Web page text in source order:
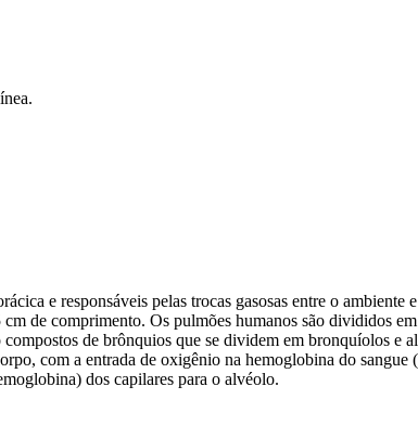
e responsáveis pelas trocas gasosas entre o ambiente
de comprimento. Os pulmões humanos são divididos
de brônquios que se dividem em bronquíolos e
com a entrada de oxigênio na hemoglobina do
dos capilares para o alvéolo.